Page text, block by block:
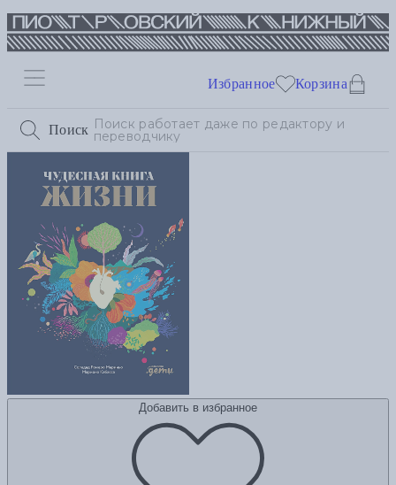
Поиск
Избранное Корзина
Добавить в избранное